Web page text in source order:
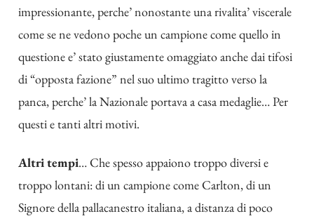
impressionante, perche’ nonostante una rivalita’ viscerale
come se ne vedono poche un campione come quello in
questione e’ stato giustamente omaggiato anche dai tifosi
di “opposta fazione” nel suo ultimo tragitto verso la
panca, perche’ la Nazionale portava a casa medaglie… Per
questi e tanti altri motivi.
Altri tempi… Che spesso appaiono troppo diversi e
troppo lontani: di un campione come Carlton, di un
Signore della pallacanestro italiana, a distanza di poco